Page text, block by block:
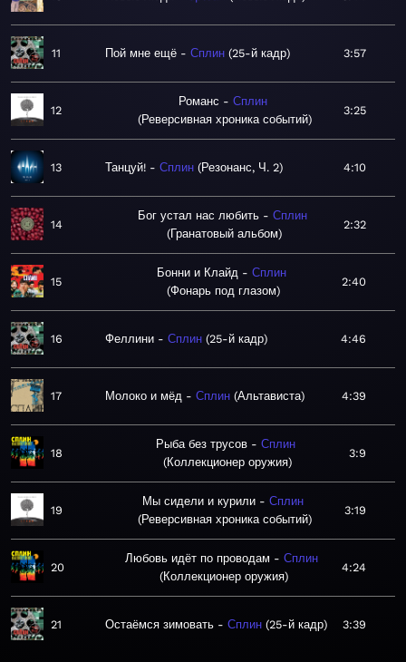
11 Пой мне ещё Сплин 25-й кадр 3:57
12
Романс
Сплин
Реверсивная хроника событий
3:25
13 Танцуй! Сплин Резонанс, Ч. 2 4:10
14
Бог устал нас любить
Сплин
Гранатовый альбом
2:32
15
Бонни и Клайд
Сплин
Фонарь под глазом
2:40
16 Феллини Сплин 25-й кадр 4:46
17 Молоко и мёд Сплин Альтависта 4:39
18
Рыба без трусов
Сплин
Коллекционер оружия
3:9
19
Мы сидели и курили
Сплин
Реверсивная хроника событий
3:19
20
Любовь идёт по проводам
Сплин
Коллекционер оружия
4:24
21 Остаёмся зимовать Сплин 25-й кадр 3:39